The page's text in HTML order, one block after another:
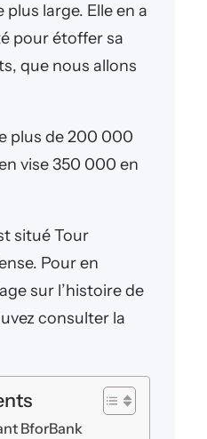
large. Elle en a
pour étoffer sa
que nous allons
plus de 200 000
vise 350 000 en
situé Tour
Pour en
sur l’histoire de
consulter la
BforBank